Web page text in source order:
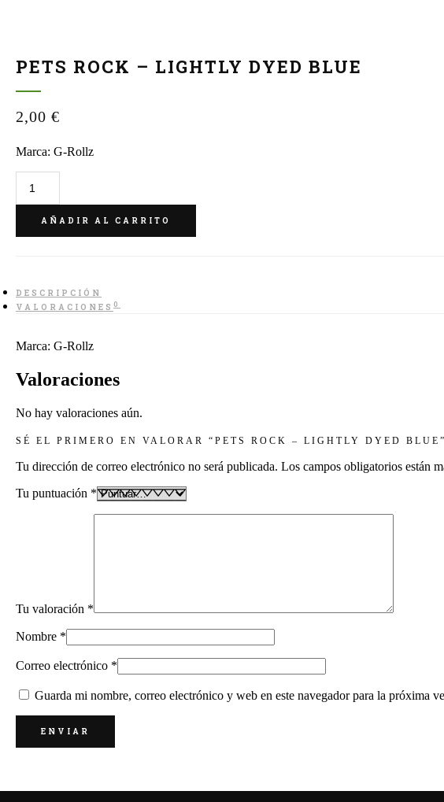
PETS ROCK – LIGHTLY DYED BLUE
2,00 €
Marca: G-Rollz
Rock
-
Lightly
Dyed
AÑADIR AL CARRITO
DESCRIPCIÓN
VALORACIONES 0
Marca: G-Rollz
Valoraciones
No hay valoraciones aún.
SÉ EL PRIMERO EN VALORAR “PETS ROCK – LIGHTLY DYED BLUE”
Tu dirección de correo electrónico no será publicada. Los campos obligatorios están
Tu puntuación *
Tu valoración *
Nombre *
Correo electrónico *
Guarda mi nombre, correo electrónico y web en este navegador para la próxima